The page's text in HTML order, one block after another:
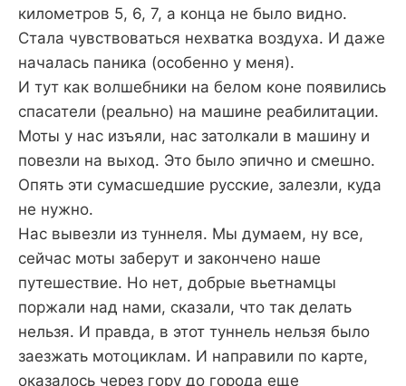
километров 5, 6, 7, а конца не было видно.
Стала чувствоваться нехватка воздуха. И даже
началась паника (особенно у меня).
И тут как волшебники на белом коне появились
спасатели (реально) на машине реабилитации.
Моты у нас изъяли, нас затолкали в машину и
повезли на выход. Это было эпично и смешно.
Опять эти сумасшедшие русские, залезли, куда
не нужно.
Нас вывезли из туннеля. Мы думаем, ну все,
сейчас моты заберут и закончено наше
путешествие. Но нет, добрые вьетнамцы
поржали над нами, сказали, что так делать
нельзя. И правда, в этот туннель нельзя было
заезжать мотоциклам. И направили по карте,
оказалось через гору до города еще